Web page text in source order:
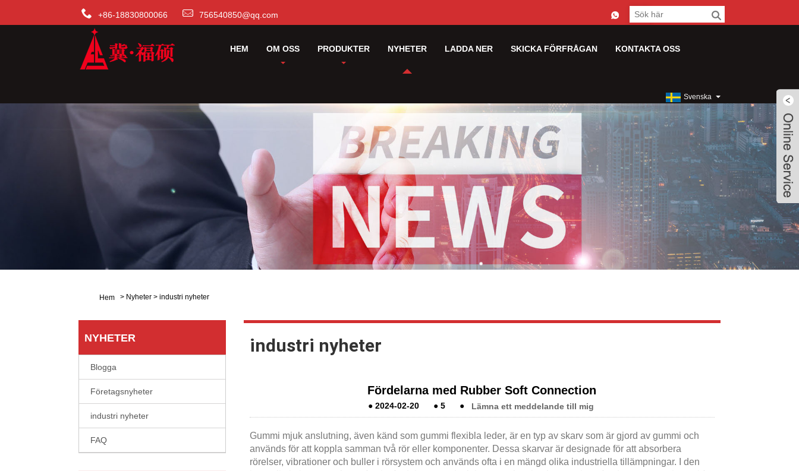
+86-18830800066 756540850@qq.com
HEM OM OSS PRODUKTER NYHETER LADDA NER SKICKA FÖRFRÅGAN KONTAKTA OSS
Svenska
Hem > Nyheter > industri nyheter
NYHETER
Blogga
Företagsnyheter
industri nyheter
FAQ
industri nyheter
Fördelarna med Rubber Soft Connection
● 2024-02-20 ● 5 ● Lämna ett meddelande till mig
Gummi mjuk anslutning, även känd som gummi flexibla leder, är en typ av skarv som är gjord av gummi och
används för att koppla samman två rör eller komponenter. Dessa skarvar är designade för att absorbera
rörelser, vibrationer och buller i rörsystem och används ofta i en mängd olika industriella tillämpningar. I den